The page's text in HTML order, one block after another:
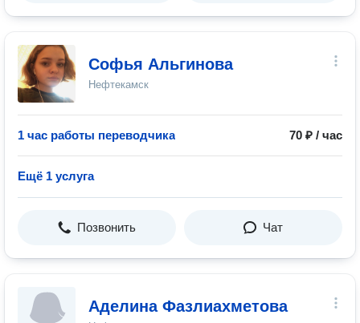
Софья Альгинова
Нефтекамск
1 час работы переводчика 70 ₽ / час
Ещё 1 услуга
Позвонить Чат
Аделина Фазлиахметова